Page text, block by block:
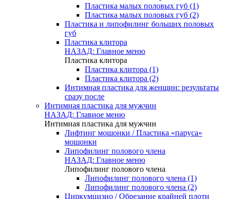
Пластика малых половых губ (1)
Пластика малых половых губ (2)
Пластика и липофилинг больших половых
губ
Пластика клитора
НАЗАД: Главное меню
Пластика клитора
Пластика клитора (1)
Пластика клитора (2)
Интимная пластика для женщин: результаты
сразу после
Интимная пластика для мужчин
НАЗАД: Главное меню
Интимная пластика для мужчин
Лифтинг мошонки / Пластика «паруса»
мошонки
Липофилинг полового члена
НАЗАД: Главное меню
Липофилинг полового члена
Липофилинг полового члена (1)
Липофилинг полового члена (2)
Циркумцизио / Обрезание крайней плоти